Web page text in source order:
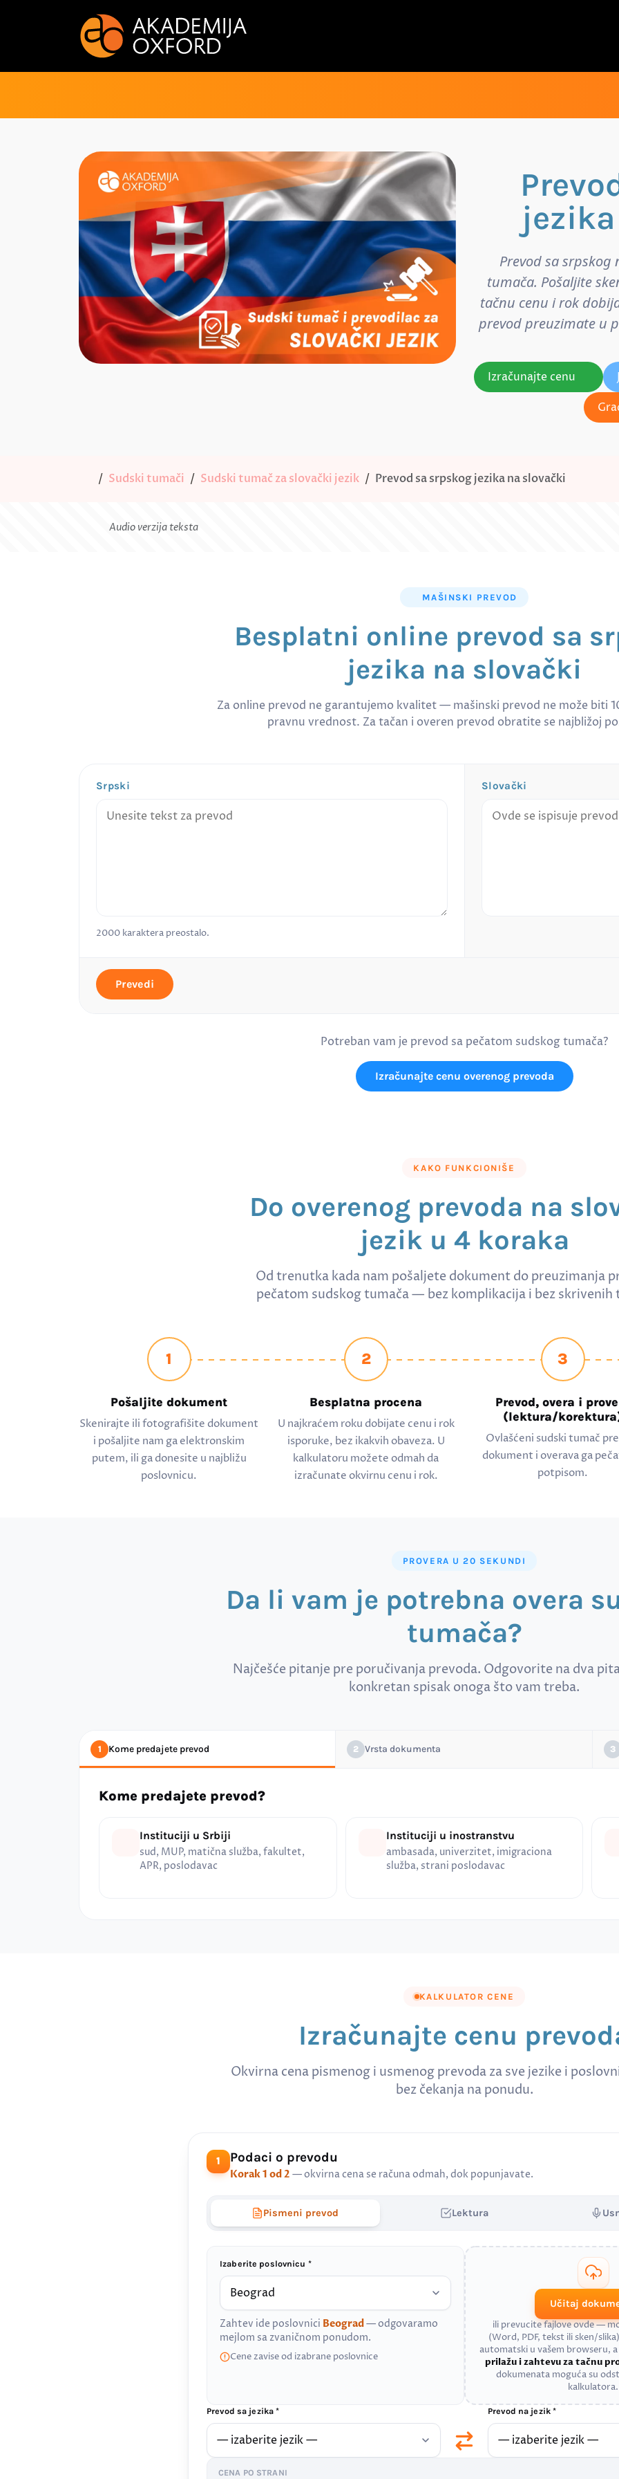
Prevod sa srpskog
tumača. Pošaljite
tačnu cenu i rok
prevod preuzimate u
Izračunajte cenu
Sudski tumači Sudski tumač za slovački jezik Prevod sa srpskog jezika na slovački
Audio verzija teksta
MAŠINSKI PREVOD
Besplatni online prevod sa
jezika na slovački
Za online prevod ne garantujemo kvalitet — mašinski prevod ne može biti
pravnu vrednost. Za tačan i overen prevod obratite se najbližoj
Srpski
2000 karaktera preostalo.
Slovački
Prevedi
Potreban vam je prevod sa pečatom sudskog tumača?
Izračunajte cenu overenog prevoda
KAKO FUNKCIONIŠE
Do overenog prevoda na
jezik u 4 koraka
Od trenutka kada nam pošaljete dokument do preuzimanja
pečatom sudskog tumača — bez komplikacija i bez skrivenih
1
Pošaljite dokument
Skenirajte ili fotografišite dokument
i pošaljite nam ga elektronskim
putem, ili ga donesite u najbližu
poslovnicu.
2
Besplatna procena
U najkraćem roku dobijate cenu i rok
isporuke, bez ikakvih obaveza. U
kalkulatoru možete odmah da
izračunate okvirnu cenu i rok.
3
Prevod, overa i
(lektura/
Ovlašćeni sudski tumač
dokument i overava ga
potpisom.
PROVERA U 20 SEKUNDI
Da li vam je potrebna overa
tumača?
Najčešće pitanje pre poručivanja prevoda. Odgovorite na dva
konkretan spisak onoga što vam treba.
1 Kome predajete prevod 2 Vrsta dokumenta 3
Kome predajete prevod?
Instituciji u Srbiji
sud, MUP, matična služba, fakultet,
APR, poslodavac
Instituciji u inostranstvu
ambasada, univerzitet, imigraciona
služba, strani poslodavac
KALKULATOR CENE
Izračunajte cenu
Okvirna cena pismenog i usmenog prevoda za sve jezike i
bez čekanja na ponudu.
1 Podaci o prevodu
Korak 1 od 2 — okvirna cena se računa odmah, dok popunjavate.
Pismeni prevod Lektura
Izaberite poslovnicu *
Zahtev ide poslovnici Beograd— odgovaramo
mejlom sa zvaničnom ponudom.
Cene zavise od izabrane poslovnice
Učitaj
ili prevucite fajlove ovde —
(Word, PDF, tekst ili sken/
automatski u vašem browseru, a
prilažu i zahtevu za tačnu
dokumenata moguća su
kalkulatora.
Prevod sa jezika * Prevod na jezik *
CENA PO STRANI